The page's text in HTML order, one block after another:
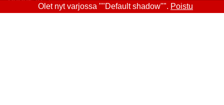
Olet nyt varjossa ""Default shadow"". Poistu